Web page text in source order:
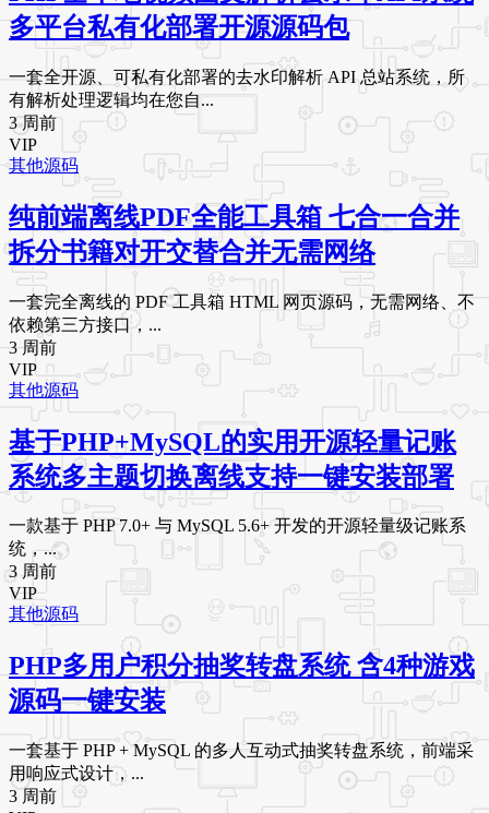
多平台私有化部署开源源码包
一套全开源、可私有化部署的去水印解析 API 总站系统，所
有解析处理逻辑均在您自...
3 周前
VIP
其他源码
纯前端离线PDF全能工具箱 七合一合并
拆分书籍对开交替合并无需网络
一套完全离线的 PDF 工具箱 HTML 网页源码，无需网络、不
依赖第三方接口，...
3 周前
VIP
其他源码
基于PHP+MySQL的实用开源轻量记账
系统多主题切换离线支持一键安装部署
一款基于 PHP 7.0+ 与 MySQL 5.6+ 开发的开源轻量级记账系
统，...
3 周前
VIP
其他源码
PHP多用户积分抽奖转盘系统 含4种游戏
源码一键安装
一套基于 PHP + MySQL 的多人互动式抽奖转盘系统，前端采
用响应式设计，...
3 周前